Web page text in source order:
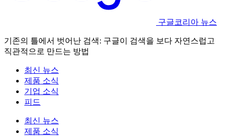
구글코리아 뉴스
기존의 틀에서 벗어난 검색: 구글이 검색을 보다 자연스럽고
직관적으로 만드는 방법
최신 뉴스
제품 소식
기업 소식
피드
최신 뉴스
제품 소식